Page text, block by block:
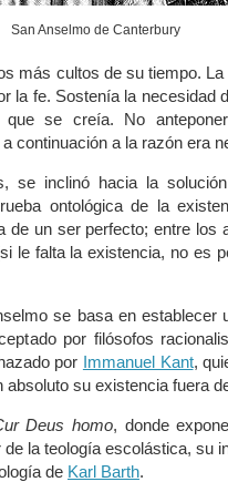
San Anselmo de Canterbury
más cultos de su tiempo.
la fe. Sostenía la necesidad
que se creía. No
continuación a la razón era
se inclinó hacia la
ontológica de la
de un ser perfecto; entre los
le falta la existencia, no es
se basa en establecer
por filósofos
por Immanuel Kant,
su existencia fuera
Deus homo, donde
la teología escolástica, su
de Karl Barth.